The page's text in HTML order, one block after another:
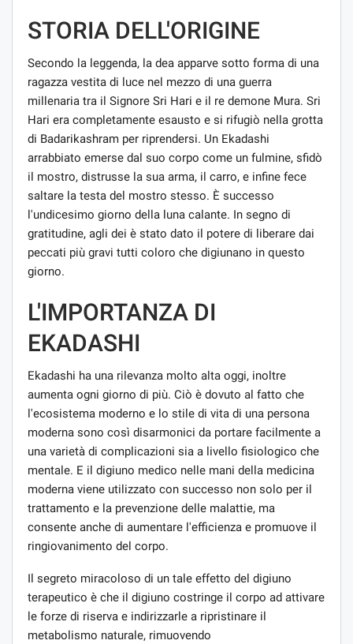
STORIA DELL'ORIGINE
Secondo la leggenda, la dea apparve sotto forma di una
ragazza vestita di luce nel mezzo di una guerra
millenaria tra il Signore Sri Hari e il re demone Mura. Sri
Hari era completamente esausto e si rifugiò nella grotta
di Badarikashram per riprendersi. Un Ekadashi
arrabbiato emerse dal suo corpo come un fulmine, sfidò
il mostro, distrusse la sua arma, il carro, e infine fece
saltare la testa del mostro stesso. È successo
l'undicesimo giorno della luna calante. In segno di
gratitudine, agli dei è stato dato il potere di liberare dai
peccati più gravi tutti coloro che digiunano in questo
giorno.
L'IMPORTANZA DI
EKADASHI
Ekadashi ha una rilevanza molto alta oggi, inoltre
aumenta ogni giorno di più. Ciò è dovuto al fatto che
l'ecosistema moderno e lo stile di vita di una persona
moderna sono così disarmonici da portare facilmente a
una varietà di complicazioni sia a livello fisiologico che
mentale. E il digiuno medico nelle mani della medicina
moderna viene utilizzato con successo non solo per il
trattamento e la prevenzione delle malattie, ma
consente anche di aumentare l'efficienza e promuove il
ringiovanimento del corpo.
Il segreto miracoloso di un tale effetto del digiuno
terapeutico è che il digiuno costringe il corpo ad attivare
le forze di riserva e indirizzarle a ripristinare il
metabolismo naturale, rimuovendo